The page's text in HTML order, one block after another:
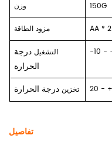
وزن 150G
مزود الطاقة AA * 2
التشغيل درجة
الحرارة
تخزين درجة الحرارة
تفاصيل